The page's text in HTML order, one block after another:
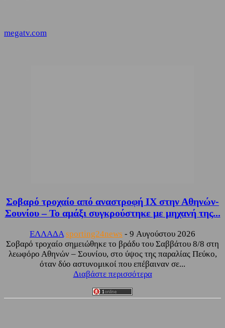
megatv.com
Σοβαρό τροχαίο από αναστροφή ΙΧ στην Αθηνών-
Σουνίου – Το αμάξι συγκρούστηκε με μηχανή της...
ΕΛΛΑΔΑ sporting24news - 9 Αυγούστου 2026
Σοβαρό τροχαίο σημειώθηκε το βράδυ του Σαββάτου 8/8 στη
λεωφόρο Αθηνών – Σουνίου, στο ύψος της παραλίας Πεύκο,
όταν δύο αστυνομικοί που επέβαιναν σε...
Διαβάστε περισσότερα